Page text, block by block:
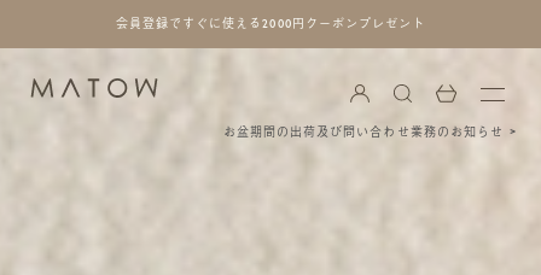
会員登録ですぐに使える2000円クーポンプレゼント
お盆期間の出荷及び問い合わせ業務のお知らせ